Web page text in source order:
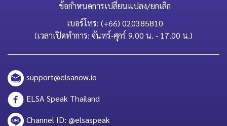
ข้อกำหนดการเปลี่ยนแปลง/ยกเลิก
เบอร์โทร: (+66) 020385810
(เวลาเปิดทำการ: จันทร์-ศุกร์ 9.00 น. - 17.00 น.)
support@elsanow.io
ELSA Speak Thailand
Channel ID: @elsaspeak